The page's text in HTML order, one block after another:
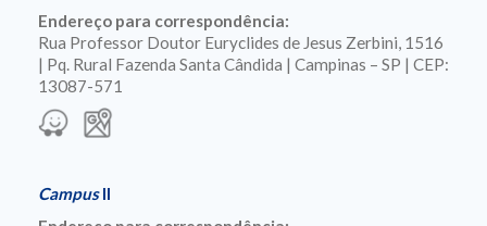
Endereço para correspondência:
Rua Professor Doutor Euryclides de Jesus Zerbini, 1516
| Pq. Rural Fazenda Santa Cândida | Campinas – SP | CEP:
13087-571
CampusII